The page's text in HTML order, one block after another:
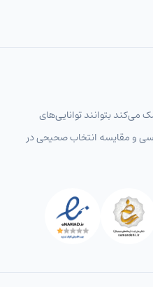
می‌کند بتوانند توانایی‌های
و مقایسه انتخاب‌ صحیحی در